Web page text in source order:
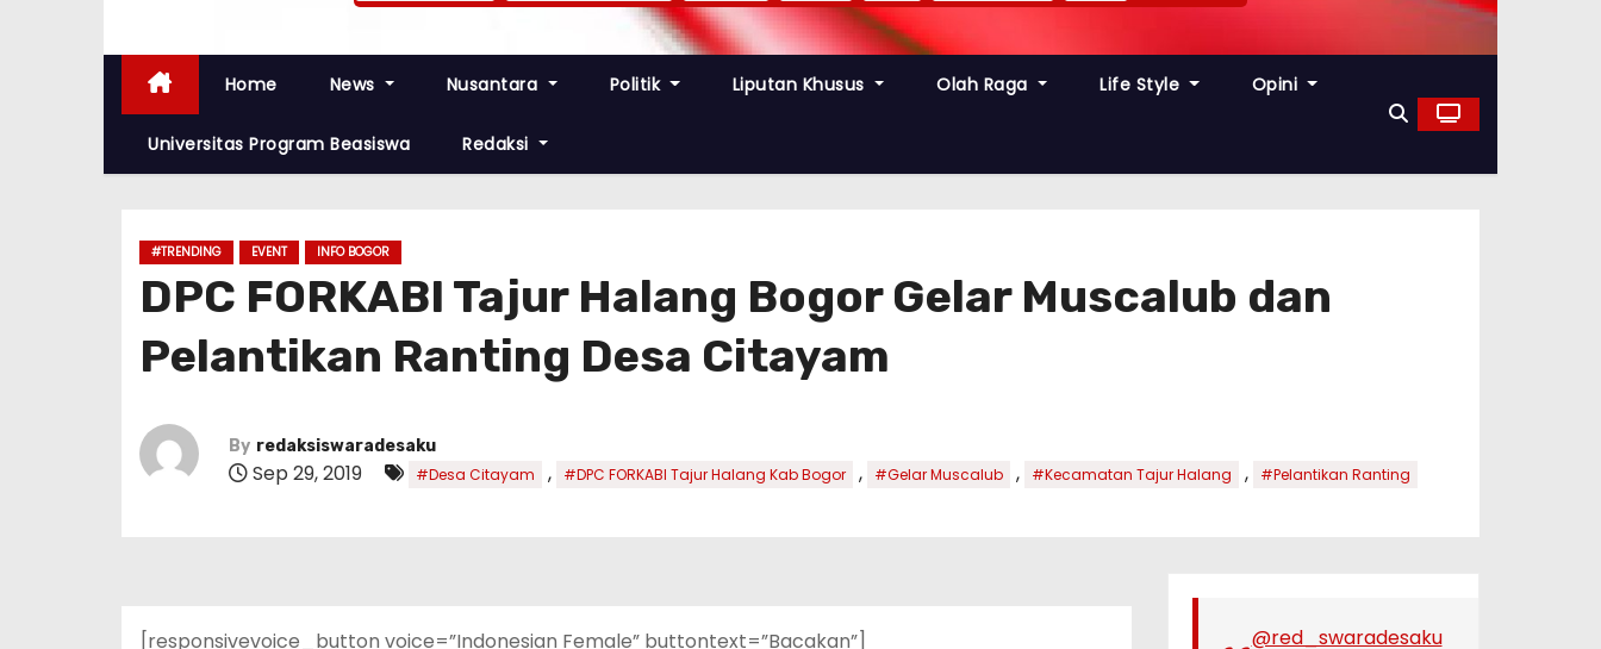
Home News Nusantara Politik Liputan Khusus Olah Raga Life Style Opini
Universitas Program Beasiswa Redaksi
#TRENDING EVENT INFO BOGOR
DPC FORKABI Tajur Halang Bogor Gelar Muscalub dan
Pelantikan Ranting Desa Citayam
By redaksiswaradesaku
Sep 29, 2019 #Desa Citayam , #DPC FORKABI Tajur Halang Kab Bogor , #Gelar Muscalub , #Kecamatan Tajur Halang , #Pelantikan Ranting
[responsivevoice_button voice=”Indonesian Female” buttontext=”Bacakan”]
@red_swaradesaku